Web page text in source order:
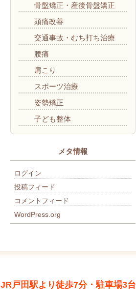
骨盤矯正・産後骨盤矯正
頭痛改善
交通事故・むち打ち治療
腰痛
肩こり
スポーツ治療
姿勢矯正
子ども整体
メタ情報
ログイン
投稿フィード
コメントフィード
WordPress.org
JR戸田駅より徒歩7分・駐車場3台